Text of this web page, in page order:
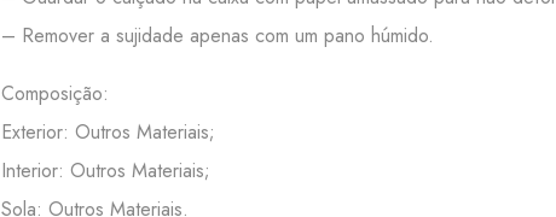
– Remover a sujidade apenas com um pano húmido.
Composição:
Exterior: Outros Materiais;
Interior: Outros Materiais;
Sola: Outros Materiais.